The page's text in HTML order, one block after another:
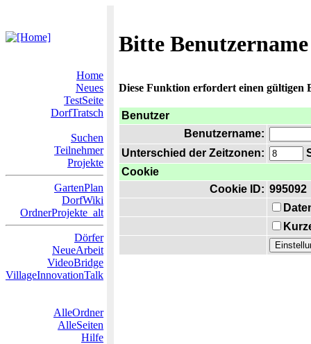
Bitte
Home
Neues
TestSeite
DorfTratsch
Suchen
Teilnehmer
Projekte
GartenPlan
DorfWiki
OrdnerProjekte_alt
Dörfer
NeueArbeit
VideoBridge
VillageInnovationTalk
AlleOrdner
AlleSeiten
Hilfe
Diese Funktion erfordert einen gültigen
Benutzer
Benutzername:
Unterschied der Zeitzonen:
Cookie
Cookie ID: 995092